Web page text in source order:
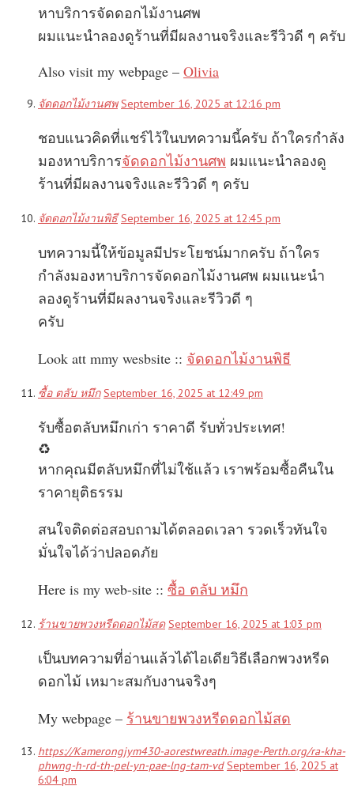
หาบริการจัดดอกไม้งานศพ
ผมแนะนำลองดูร้านที่มีผลงานจริงและรีวิวดี ๆ ครับ
Also visit my webpage – Olivia
จัดดอกไม้งานศพ September 16, 2025 at 12:16 pm
ชอบแนวคิดที่แชร์ไว้ในบทความนี้ครับ ถ้าใครกำลัง
มองหาบริการจัดดอกไม้งานศพ ผมแนะนำลองดู
ร้านที่มีผลงานจริงและรีวิวดี ๆ ครับ
จัดดอกไม้งานพิธี September 16, 2025 at 12:45 pm
บทความนี้ให้ข้อมูลมีประโยชน์มากครับ ถ้าใคร
กำลังมองหาบริการจัดดอกไม้งานศพ ผมแนะนำ
ลองดูร้านที่มีผลงานจริงและรีวิวดี ๆ
ครับ
Look att mmy wesbsite :: จัดดอกไม้งานพิธี
ซื้อ ตลับ หมึก September 16, 2025 at 12:49 pm
รับซื้อตลับหมึกเก่า ราคาดี รับทั่วประเทศ!
♻️
หากคุณมีตลับหมึกที่ไม่ใช้แล้ว เราพร้อมซื้อคืนใน
ราคายุติธรรม
สนใจติดต่อสอบถามได้ตลอดเวลา รวดเร็วทันใจ
มั่นใจได้ว่าปลอดภัย
Here is my web-site :: ซื้อ ตลับ หมึก
ร้านขายพวงหรีดดอกไม้สด September 16, 2025 at 1:03 pm
เป็นบทความที่อ่านแล้วได้ไอเดียวิธีเลือกพวงหรีด
ดอกไม้ เหมาะสมกับงานจริงๆ
My webpage – ร้านขายพวงหรีดดอกไม้สด
https://Kamerongjym430-aorestwreath.image-Perth.org/ra-kha-
phwng-h-rd-th-pel-yn-pae-lng-tam-vd September 16, 2025 at
6:04 pm